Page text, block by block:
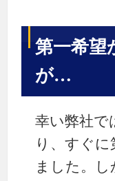
第一希望
が…
幸い弊社で
り、すぐ
ました。